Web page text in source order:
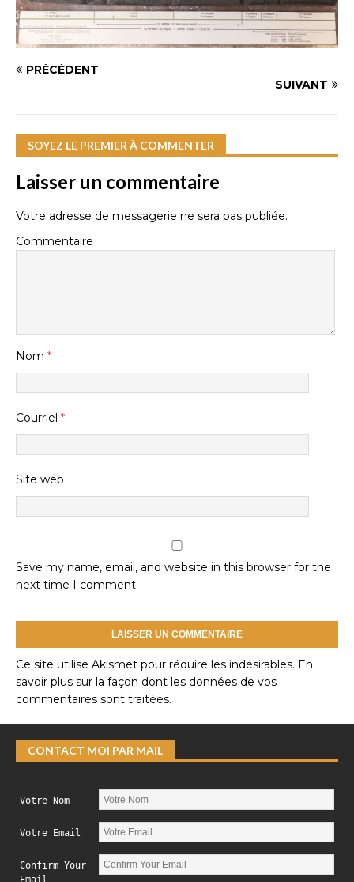
PRÉCÉDENT
SUIVANT
SOYEZ LE PREMIER À COMMENTER
Laisser un commentaire
Votre adresse de messagerie ne sera pas publiée.
Commentaire
Nom *
Courriel *
Site web
Save my name, email, and website in this browser for the
next time I comment.
Ce site utilise Akismet pour réduire les indésirables. En
savoir plus sur la façon dont les données de vos
commentaires sont traitées.
CONTACT MOI PAR MAIL
Votre Nom
Votre Email
Confirm Your
Email